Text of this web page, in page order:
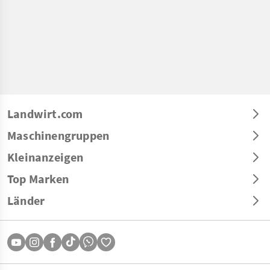
Landwirt.com
Maschinengruppen
Kleinanzeigen
Top Marken
Länder